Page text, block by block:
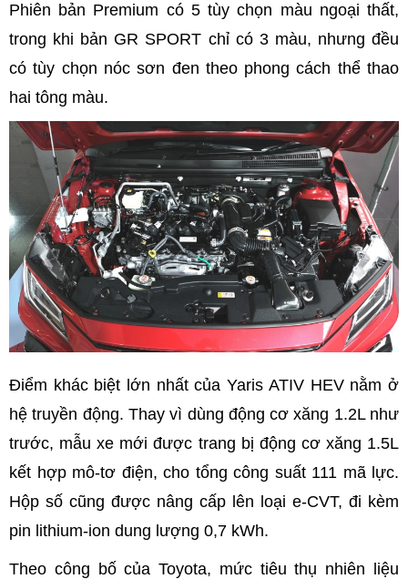
Phiên bản Premium có 5 tùy chọn màu ngoại thất,
trong khi bản GR SPORT chỉ có 3 màu, nhưng đều
có tùy chọn nóc sơn đen theo phong cách thể thao
hai tông màu.
Điểm khác biệt lớn nhất của Yaris ATIV HEV nằm ở
hệ truyền động. Thay vì dùng động cơ xăng 1.2L như
trước, mẫu xe mới được trang bị động cơ xăng 1.5L
kết hợp mô-tơ điện, cho tổng công suất 111 mã lực.
Hộp số cũng được nâng cấp lên loại e-CVT, đi kèm
pin lithium-ion dung lượng 0,7 kWh.
Theo công bố của Toyota, mức tiêu thụ nhiên liệu